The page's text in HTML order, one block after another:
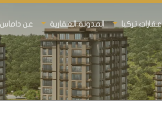
عقارات تركيا المدونة العقارية عن داماس